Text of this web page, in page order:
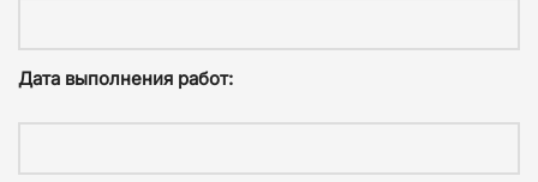
Дата выполнения работ: